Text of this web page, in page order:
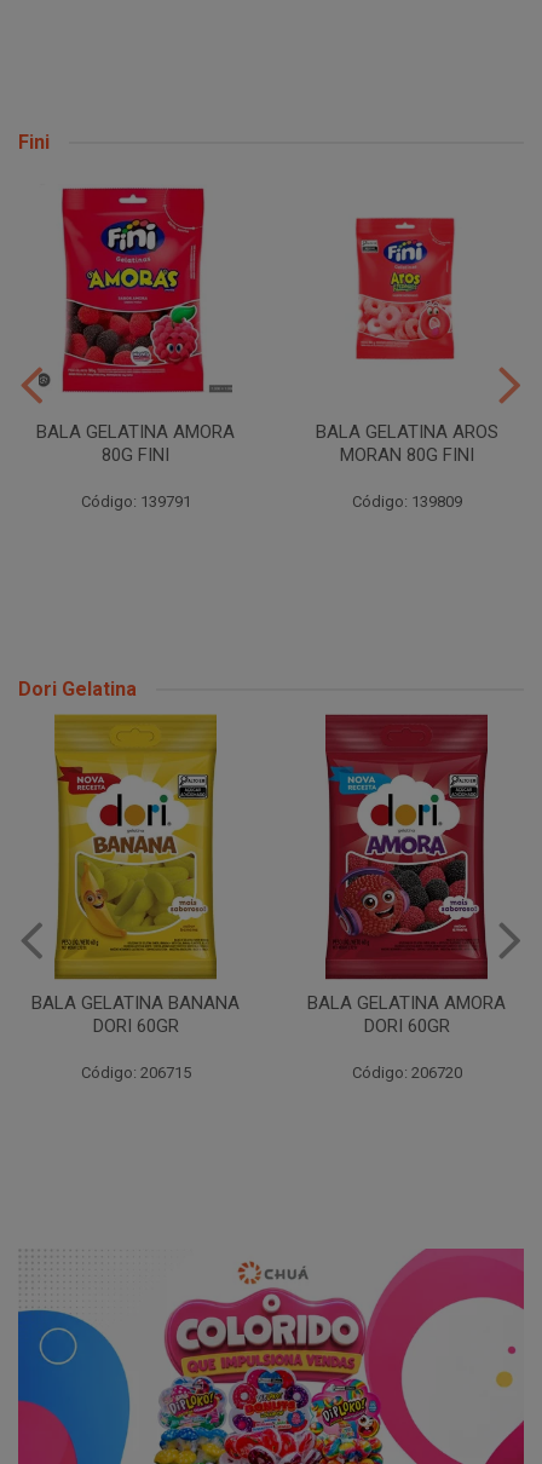
Fini
BALA GELATINA AMORA
80G FINI
Código: 139791
BALA GELATINA AROS
MORAN 80G FINI
Código: 139809
Dori Gelatina
BALA GELATINA BANANA
DORI 60GR
Código: 206715
BALA GELATINA AMORA
DORI 60GR
Código: 206720